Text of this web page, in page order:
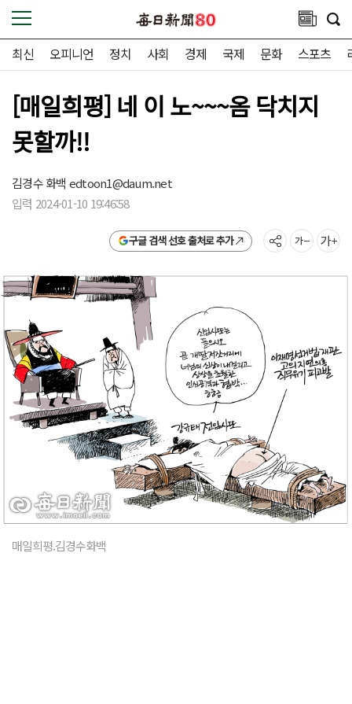
최신 오피니언 정치 사회 경제 국제 문화 스포츠
[매일희평] 네 이 노~~~옴 닥치지
못할까!!
김경수 화백 edtoon1@daum.net
입력 2024-01-10 19:46:58
구글 검색 선호 출처로 추가
매일희평.김경수화백